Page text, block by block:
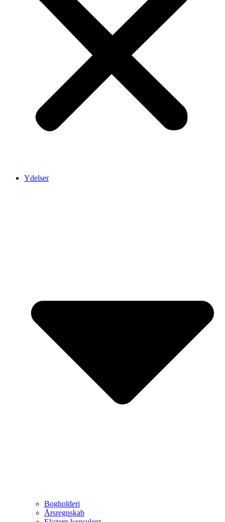
Ydelser
Bogholderi
Årsregnskab